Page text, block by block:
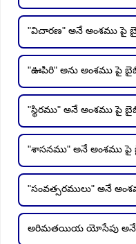
"విచారణ" అనే అంశము పై
"ఊపిరి" అను అంశము పై
"స్థిరము" అనే అంశము పై
"శాసనము" అనే అంశము పై
"సంవత్సరములు" అనే
అరిమతయియ యోసేపు అనే